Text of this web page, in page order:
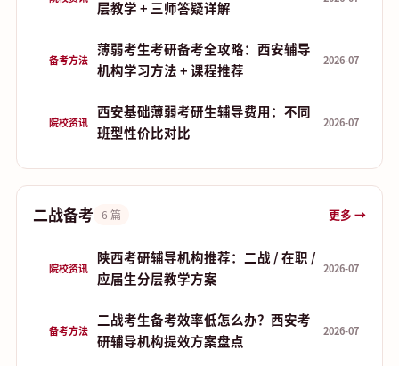
层教学 + 三师答疑详解
备考方法
薄弱考生考研备考全攻略：西安辅导
机构学习方法 + 课程推荐
2026-07
院校资讯
西安基础薄弱考研生辅导费用：不同
班型性价比对比
2026-07
二战备考 6 篇 更多 →
院校资讯
陕西考研辅导机构推荐：二战 / 在职 /
应届生分层教学方案
2026-07
备考方法
二战考生备考效率低怎么办？西安考
研辅导机构提效方案盘点
2026-07